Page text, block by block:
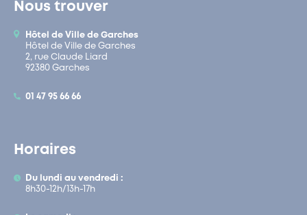
Nous trouver
Hôtel de Ville de Garches
Hôtel de Ville de Garches
2, rue Claude Liard
92380 Garches
01 47 95 66 66
Horaires
Du lundi au vendredi :
8h30-12h/13h-17h